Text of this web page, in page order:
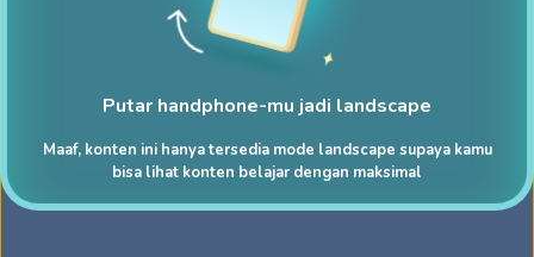
Putar handphone-mu jadi landscape
Maaf, konten ini hanya tersedia mode landscape supaya kamu
bisa lihat konten belajar dengan maksimal